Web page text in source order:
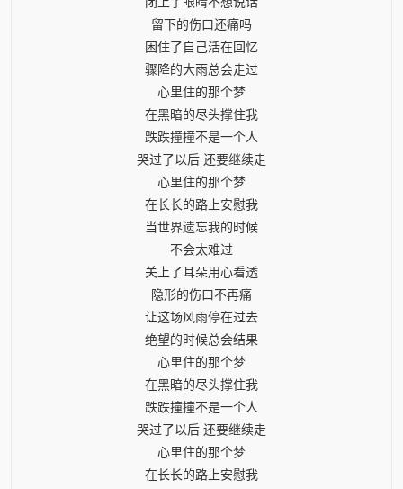
留下的伤口还痛吗
困住了自己活在回忆
骤降的大雨总会走过
心里住的那个梦
在黑暗的尽头撑住我
跌跌撞撞不是一个人
哭过了以后 还要继续走
心里住的那个梦
在长长的路上安慰我
当世界遗忘我的时候
不会太难过
关上了耳朵用心看透
隐形的伤口不再痛
让这场风雨停在过去
绝望的时候总会结果
心里住的那个梦
在黑暗的尽头撑住我
跌跌撞撞不是一个人
哭过了以后 还要继续走
心里住的那个梦
在长长的路上安慰我